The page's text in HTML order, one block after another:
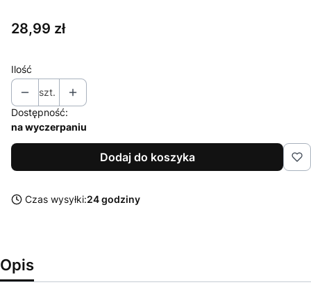
Cena
28,99 zł
Ilość
szt.
Dostępność:
na wyczerpaniu
Dodaj do koszyka
Czas wysyłki:24 godziny
Opis